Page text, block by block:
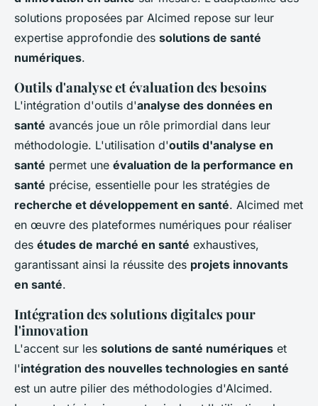
solutions proposées par Alcimed repose sur leur
expertise approfondie des solutions de santé
numériques.
Outils d'analyse et évaluation des besoins
L'intégration d'outils d'analyse des données en
santé avancés joue un rôle primordial dans leur
méthodologie. L'utilisation d'outils d'analyse en
santé permet une évaluation de la performance en
santé précise, essentielle pour les stratégies de
recherche et développement en santé. Alcimed met
en œuvre des plateformes numériques pour réaliser
des études de marché en santé exhaustives,
garantissant ainsi la réussite des projets innovants
en santé.
Intégration des solutions digitales pour
l'innovation
L'accent sur les solutions de santé numériques et
l'intégration des nouvelles technologies en santé
est un autre pilier des méthodologies d'Alcimed.